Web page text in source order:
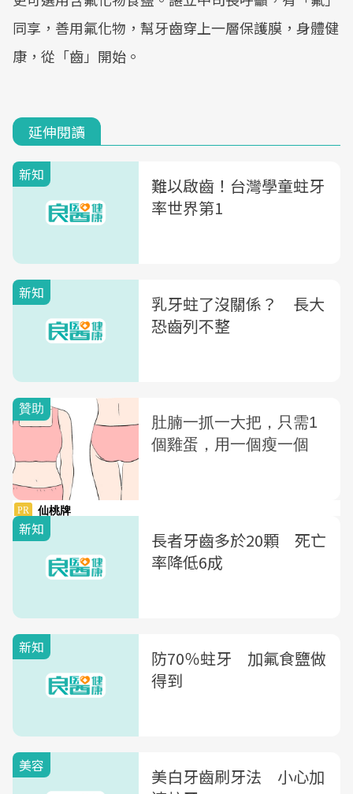
同享，善用氟化物，幫牙齒穿上一層保護膜，身體健
康，從「齒」開始。
延伸閱讀
新知
難以啟齒！台灣學童蛀牙
率世界第1
新知
乳牙蛀了沒關係？ 長大
恐齒列不整
新知
長者牙齒多於20顆 死亡
率降低6成
新知
防70％蛀牙 加氟食鹽做
得到
美容
美白牙齒刷牙法 小心加